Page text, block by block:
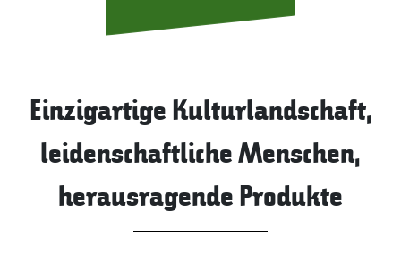
Einzigartige Kulturlandschaft,
leidenschaftliche Menschen,
herausragende Produkte